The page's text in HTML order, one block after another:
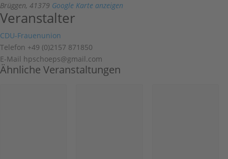
Brüggen, 41379 Google Karte anzeigen
Veranstalter
CDU-Frauenunion
Telefon +49 (0)2157 871850
E-Mail hpschoeps@gmail.com
Ähnliche Veranstaltungen